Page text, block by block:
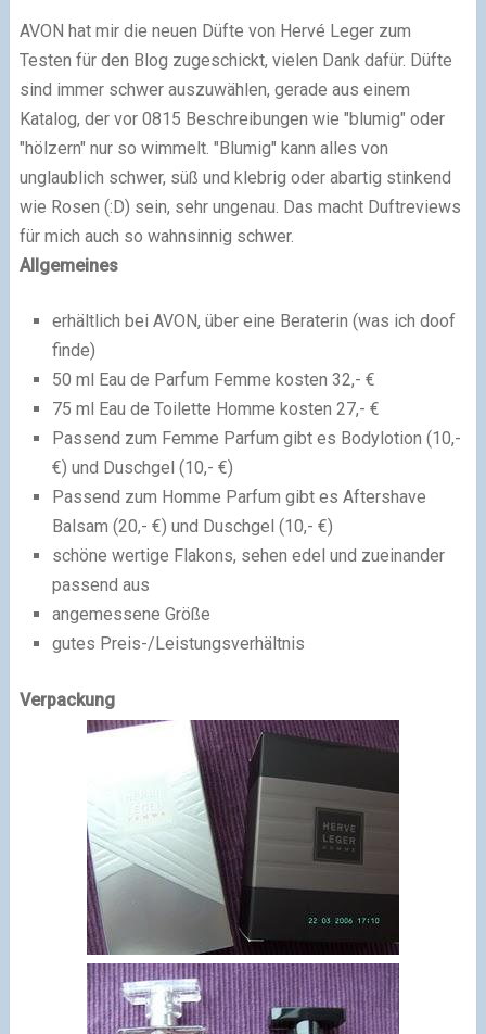
AVON hat mir die neuen Düfte von Hervé Leger zum
Testen für den Blog zugeschickt, vielen Dank dafür. Düfte
sind immer schwer auszuwählen, gerade aus einem
Katalog, der vor 0815 Beschreibungen wie "blumig" oder
"hölzern" nur so wimmelt. "Blumig" kann alles von
unglaublich schwer, süß und klebrig oder abartig stinkend
wie Rosen (:D) sein, sehr ungenau. Das macht Duftreviews
für mich auch so wahnsinnig schwer.
Allgemeines
erhältlich bei AVON, über eine Beraterin (was ich doof
finde)
50 ml Eau de Parfum Femme kosten 32,- €
75 ml Eau de Toilette Homme kosten 27,- €
Passend zum Femme Parfum gibt es Bodylotion (10,-
€) und Duschgel (10,- €)
Passend zum Homme Parfum gibt es Aftershave
Balsam (20,- €) und Duschgel (10,- €)
schöne wertige Flakons, sehen edel und zueinander
passend aus
angemessene Größe
gutes Preis-/Leistungsverhältnis
Verpackung